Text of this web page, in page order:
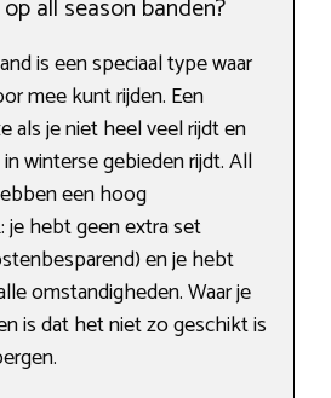
all season banden?
is een speciaal type waar
mee kunt rijden. Een
als je niet heel veel rijdt en
winterse gebieden rijdt. All
een hoog
je hebt geen extra set
en je hebt
omstandigheden. Waar je
is dat het niet zo geschikt is